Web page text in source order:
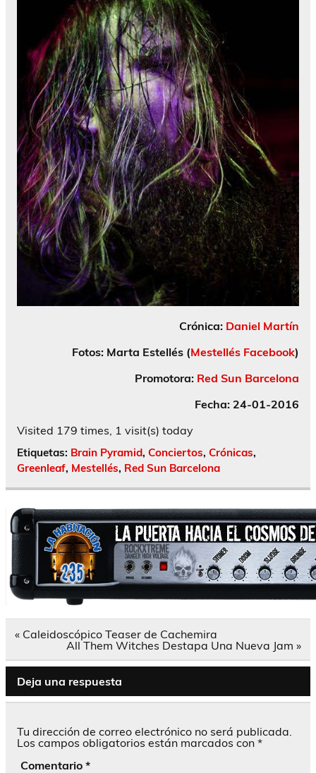
Crónica: Daniel Martín
Fotos: Marta Estellés (Mestellés Facebook)
Promotora: Red Sun Barcelona
Fecha: 24-01-2016
Visited 179 times, 1 visit(s) today
Etiquetas: Brain Pyramid, Conciertos, Crónicas,
Greenleaf, Mestellés, Red Sun Barcelona
Navegación
« Caleidoscópico Teaser de Cachemira
All Them Witches Destapa Una Nueva Jam »
Deja una respuesta
Tu dirección de correo electrónico no será publicada.
Los campos obligatorios están marcados con *
Comentario *